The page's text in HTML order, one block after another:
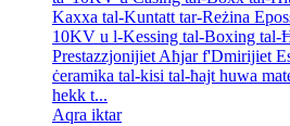
Kaxxa tal-Kuntatt tar-Reżina
10KV u l-Kessing tal-Boxing tal-
Prestazzjonijiet Aħjar f'Dmirijiet
ċeramika tal-kisi tal-ħajt huwa
hekk t...
Aqra iktar